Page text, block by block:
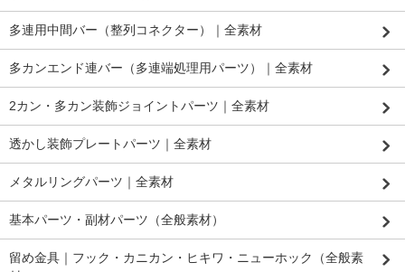
多連用中間バー（整列コネクター）｜全素材
多カンエンド連バー（多連端処理用パーツ）｜全素材
2カン・多カン装飾ジョイントパーツ｜全素材
透かし装飾プレートパーツ｜全素材
メタルリングパーツ｜全素材
基本パーツ・副材パーツ（全般素材）
留め金具｜フック・カニカン・ヒキワ・ニューホック（全般素